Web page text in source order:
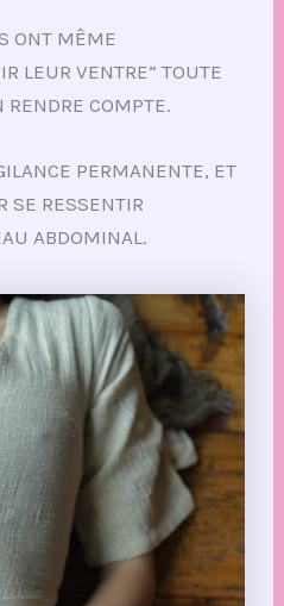
ONT MÊME
LEUR VENTRE” TOUTE
RENDRE COMPTE.
PERMANENTE, ET
SE RESSENTIR
ABDOMINAL.